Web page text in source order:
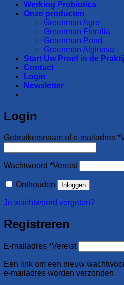
Werking Probiotica
Onze producten
Greenman Agro
Greenman Floralia
Greenman Pond
Greenman Alginova
Start Uw Proef in de
Contact
Login
Newsletter
Login
Gebruikersnaam of e-mailadres *
Wachtwoord *Vereist
Onthouden Inloggen
Je wachtwoord vergeten?
Registreren
E-mailadres *Vereist
Een link om een nieuw
e-mailadres worden verzonden.